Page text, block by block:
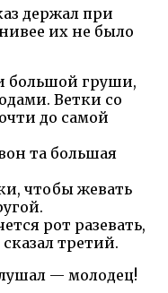
держал при
их не было
большой груши,
Ветки со
до самой
та большая
чтобы жевать
рот разевать,
третий.
— молодец!